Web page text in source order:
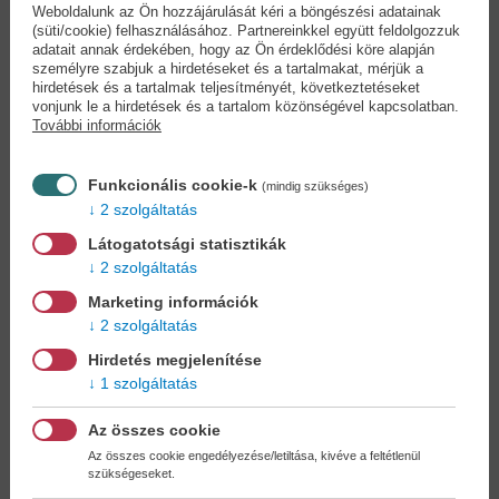
Kicsinyek imakönyve
Lapozó
4,90 €
Istenem, ha úgy
gondolod......
Lene Mayer-Skumanz
Weboldalunk az Ön hozzájárulását kéri a böngészési adatainak
(süti/cookie) felhasználásához. Partnereinkkel együtt feldolgozzuk
adatait annak érdekében, hogy az Ön érdeklődési köre alapján
személyre szabjuk a hirdetéseket és a tartalmakat, mérjük a
hirdetések és a tartalmak teljesítményét, következtetéseket
vonjunk le a hirdetések és a tartalom közönségével kapcsolatban.
További információk
Funkcionális cookie-k (mindig szükséges)
2 szolgáltatás
Látogatotsági statisztikák
2 szolgáltatás
Marketing információk
2 szolgáltatás
Hirdetés megjelenítése
1 szolgáltatás
Az összes cookie
Az összes cookie engedélyezése/letiltása, kivéve a feltétlenül
szükségeseket.